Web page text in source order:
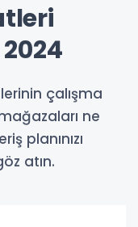
çalışma
ne
planınızı
atın.